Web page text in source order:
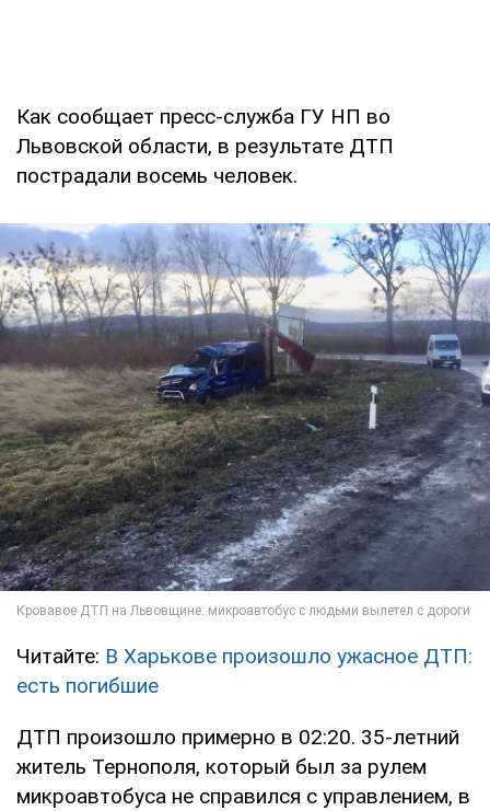
Как сообщает пресс-служба ГУ НП во
Львовской области, в результате ДТП
пострадали восемь человек.
Читайте: В Харькове произошло ужасное ДТП:
есть погибшие
ДТП произошло примерно в 02:20. 35-летний
житель Тернополя, который был за рулем
микроавтобуса не справился с управлением, в